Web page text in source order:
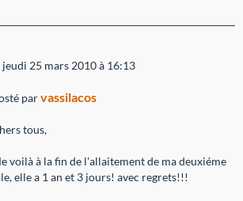
jeudi 25 mars 2010 à 16:13
parvassilacos
tous,
voilà à la fin de l'allaitement de ma deuxiéme
elle a 1 an et 3 jours! avec regrets!!!